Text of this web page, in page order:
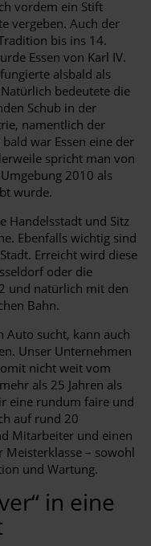
vordem ein Stift
vergeben. Auch der
bis ins 14.
Essen von Karl IV.
alsbald als
bedeutete die
Schub in der
namentlich der
war Essen eine der
spricht man von
2010 als
wurde.
Handelsstadt und Sitz
Ebenfalls wichtig sind
Erreicht wird diese
oder die
und natürlich mit den
Bahn.
Auto sucht, kann auch
Unser Unternehmen
nicht weit vom
als 25 Jahren als
eine rundum faire und
auf rund 20
Mitarbeiter und einen
Meisterklasse – sowohl
und Wartung.
in eine